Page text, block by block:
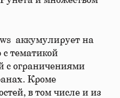
аккумулирует на
с тематикой
с ограничениями
Кроме
в том числе и из